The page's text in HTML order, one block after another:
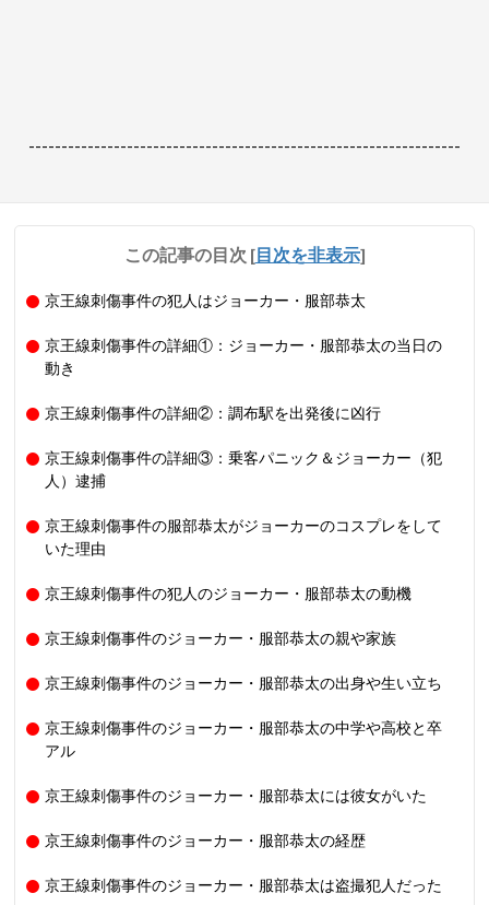
------------------------------------------------------------------
この記事の目次 [目次を非表示]
京王線刺傷事件の犯人はジョーカー・服部恭太
京王線刺傷事件の詳細①：ジョーカー・服部恭太の当日の
動き
京王線刺傷事件の詳細②：調布駅を出発後に凶行
京王線刺傷事件の詳細③：乗客パニック＆ジョーカー（犯
人）逮捕
京王線刺傷事件の服部恭太がジョーカーのコスプレをして
いた理由
京王線刺傷事件の犯人のジョーカー・服部恭太の動機
京王線刺傷事件のジョーカー・服部恭太の親や家族
京王線刺傷事件のジョーカー・服部恭太の出身や生い立ち
京王線刺傷事件のジョーカー・服部恭太の中学や高校と卒
アル
京王線刺傷事件のジョーカー・服部恭太には彼女がいた
京王線刺傷事件のジョーカー・服部恭太の経歴
京王線刺傷事件のジョーカー・服部恭太は盗撮犯人だった